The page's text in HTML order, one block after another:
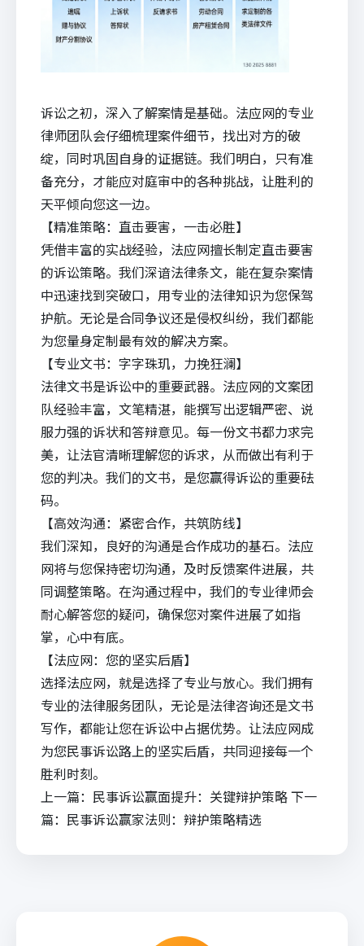
诉讼之初，深入了解案情是基础。 法应网的专业
律师团队会仔细梳理案件细节，找出对方的破
绽，同时巩固自身的证据链。我们明白，只有准
备充分，才能应对庭审中的各种挑战，让胜利的
天平倾向您这一边。
【精准策略：直击要害，一击必胜】
凭借丰富的实战经验，法应网擅长制定直击要害
的诉讼策略。我们深谙法律条文，能在复杂案情
中迅速找到突破口，用专业的法律知识为您保驾
护航。无论是合同争议还是侵权纠纷，我们都能
为您量身定制最有效的解决方案。
【专业文书：字字珠玑，力挽狂澜】
法律文书是诉讼中的重要武器。法应网的文案团
队经验丰富，文笔精湛，能撰写出逻辑严密、说
服力强的诉状和答辩意见。每一份文书都力求完
美，让法官清晰理解您的诉求，从而做出有利于
您的判决。我们的文书，是您赢得诉讼的重要砝
码。
【高效沟通：紧密合作，共筑防线】
我们深知，良好的沟通是合作成功的基石。法应
网将与您保持密切沟通，及时反馈案件进展，共
同调整策略。在沟通过程中，我们的专业律师会
耐心解答您的疑问，确保您对案件进展了如指
掌，心中有底。
【法应网：您的坚实后盾】
选择法应网，就是选择了专业与放心。我们拥有
专业的法律服务团队，无论是法律咨询还是文书
写作，都能让您在诉讼中占据优势。让法应网成
为您民事诉讼路上的坚实后盾，共同迎接每一个
胜利时刻。
上一篇： 民事诉讼赢面提升：关键辩护策略下一
篇： 民事诉讼赢家法则：辩护策略精选